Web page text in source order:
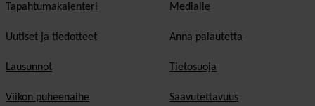
Tapahtumakalenteri
Uutiset ja tiedotteet
Lausunnot
Viikon puheenaihe
Medialle
Anna palautetta
Tietosuoja
Saavutettavuus